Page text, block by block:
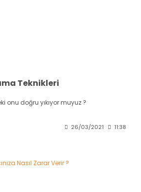
Teknikleri
onu doğru yıkıyor muyuz ?
26/03/2021 11:38